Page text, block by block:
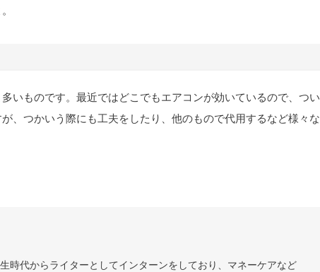
いものです。最近ではどこでもエアコンが効いているので、つい
、つかいう際にも工夫をしたり、他のもので代用するなど様々な
時代からライターとしてインターンをしており、マネーケアなど